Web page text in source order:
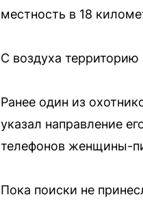
местность в 18
С воздуха территорию
Ранее один из
указал направление
телефонов женщины-
Пока поиски не